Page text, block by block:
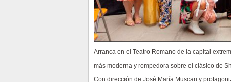
Arranca en el Teatro Romano de la capital
más moderna y rompedora sobre el clásico de
Con dirección de José María Muscari y